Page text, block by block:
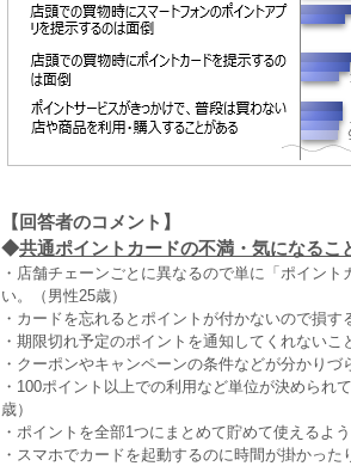
【回答者のコメント】
◆共通ポイントカードの不満・気になるこ
・店舗チェーンごとに異なるので単に「ポイン
い。（男性25歳）
・カードを忘れるとポイントが付かないので損
・期限切れ予定のポイントを通知してくれないこ
・クーポンやキャンペーンの条件などが分かりづ
・100ポイント以上での利用など単位が決められ
歳）
・ポイントを全部1つにまとめて貯めて使えるよ
・スマホでカードを起動するのに時間が掛かっ